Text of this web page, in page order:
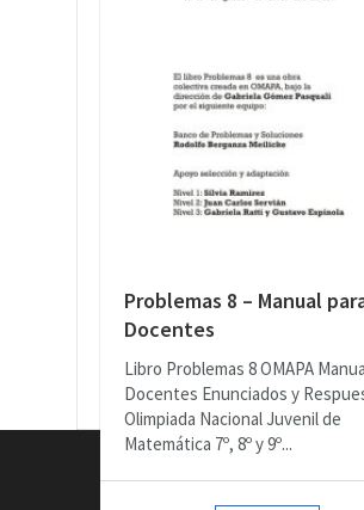
Problemas 8 – Manual
Docentes
Libro Problemas 8 OMAPA
Docentes Enunciados y
Olimpiada Nacional Juvenil de
Matemática 7º, 8º y 9º...